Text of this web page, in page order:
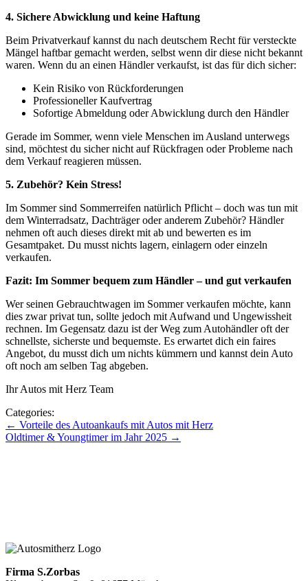
4. Sichere Abwicklung und keine Haftung
Beim Privatverkauf kannst du nach deutschem Recht für versteckte
Mängel haftbar gemacht werden, selbst wenn dir diese nicht bekannt
waren. Wenn du an einen Händler verkaufst, ist das für dich sicher:
Kein Risiko von Rückforderungen
Professioneller Kaufvertrag
Sofortige Abmeldung oder Abwicklung durch den Händler
Gerade im Sommer, wenn viele Menschen im Ausland unterwegs
sind, möchtest du sicher nicht auf Rückfragen oder Probleme nach
dem Verkauf reagieren müssen.
5. Zubehör? Kein Stress!
Im Sommer sind Sommerreifen natürlich Pflicht – doch was tun mit
dem Winterradsatz, Dachträger oder anderem Zubehör? Händler
nehmen oft auch dieses direkt mit ab und bewerten es im
Gesamtpaket. Du musst nichts lagern, einlagern oder einzeln
verkaufen.
Fazit: Im Sommer bequem zum Händler – und gut verkaufen
Wer seinen Gebrauchtwagen im Sommer verkaufen möchte, kann
dies zwar privat tun, sollte jedoch mit Aufwand und Ungewissheit
rechnen. Im Gegensatz dazu ist der Weg zum Autohändler oft der
schnellste, sicherste und bequemste. Es erwartet dich ein faires
Angebot, du musst dich um nichts kümmern und kannst dein Auto
oft noch am selben Tag abgeben.
Ihr Autos mit Herz Team
Categories:
Beitragsnavigation
← Vorteile des Autoankaufs mit Autos mit Herz
Oldtimer & Youngtimer im Jahr 2025 →
Firma S.Zorbas